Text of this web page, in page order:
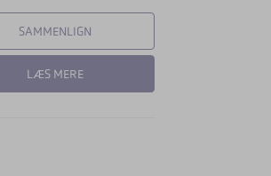
SAMMENLIGN
LÆS MERE